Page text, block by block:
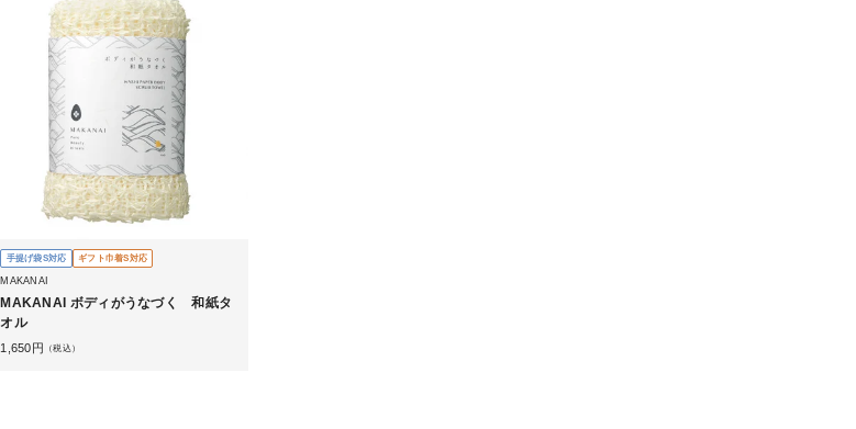
手提げ袋S対応 ギフト巾着S対応
MAKANAI
MAKANAI ボディがうなづく 和紙タ
オル
1,650円 （税込）